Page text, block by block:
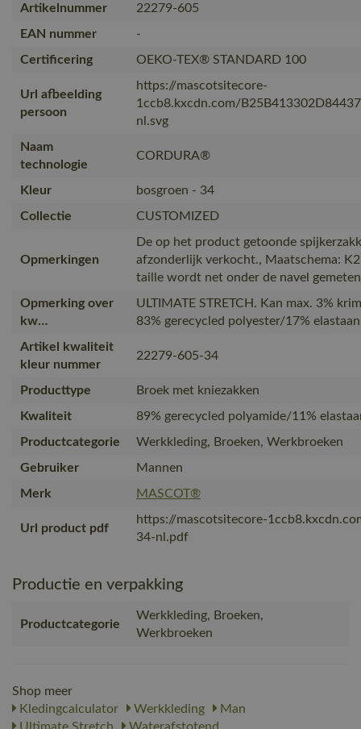
Artikelnummer
22279-605
EAN nummer
-
Certificering
OEKO-TEX® STANDARD 100
Url afbeelding
persoon
https://mascotsitecore-
1ccb8.kxcdn.com/
nl.svg
Naam
technologie
CORDURA®
Kleur
bosgroen - 34
Collectie
CUSTOMIZED
Opmerkingen
De op het product getoonde
afzonderlijk verkocht., Maatschema:
taille wordt net onder de navel
Opmerking over
kw…
ULTIMATE STRETCH. Kan max. 3%
83% gerecycled polyester/17%
Artikel kwaliteit
kleur nummer
22279-605-34
Producttype
Broek met kniezakken
Kwaliteit
89% gerecycled polyamide/11%
Productcategorie
Werkkleding, Broeken, Werkbroeken
Gebruiker
Mannen
Merk
MASCOT®
Url product pdf
https://mascotsitecore-
34-nl.pdf
Productie en verpakking
Productcategorie
Werkkleding, Broeken,
Werkbroeken
Shop meer
Kledingcalculator
Werkkleding
Man
Ultimate Stretch
Waterafstotend